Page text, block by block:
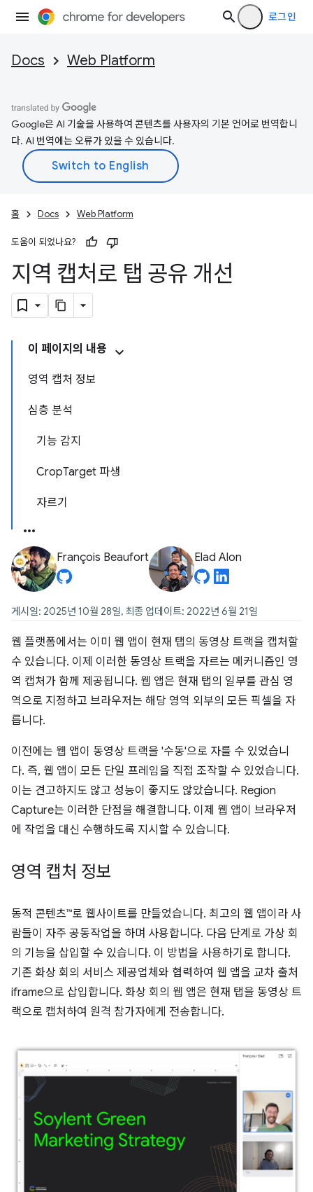
로그인
Docs Web Platform
Google은 AI 기술을 사용하여 콘텐츠를 사용자의 기본 언어로 번역합니
다. AI 번역에는 오류가 있을 수 있습니다.
홈 Docs Web Platform
도움이 되었나요?
지역 캡처로 탭 공유 개선
이 페이지의 내용
영역 캡처 정보
심층 분석
기능 감지
CropTarget 파생
자르기
François Beaufort Elad Alon
게시일: 2025년 10월 28일, 최종 업데이트: 2022년 6월 21일
웹 플랫폼에서는 이미 웹 앱이 현재 탭의 동영상 트랙을 캡처할
수 있습니다. 이제 이러한 동영상 트랙을 자르는 메커니즘인 영
역 캡처가 함께 제공됩니다. 웹 앱은 현재 탭의 일부를 관심 영
역으로 지정하고 브라우저는 해당 영역 외부의 모든 픽셀을 자
릅니다.
이전에는 웹 앱이 동영상 트랙을 '수동'으로 자를 수 있었습니
다. 즉, 웹 앱이 모든 단일 프레임을 직접 조작할 수 있었습니다.
이는 견고하지도 않고 성능이 좋지도 않았습니다. Region
Capture는 이러한 단점을 해결합니다. 이제 웹 앱이 브라우저
에 작업을 대신 수행하도록 지시할 수 있습니다.
영역 캡처 정보
동적 콘텐츠™로 웹사이트를 만들었습니다. 최고의 웹 앱이라 사
람들이 자주 공동작업을 하며 사용합니다. 다음 단계로 가상 회
의 기능을 삽입할 수 있습니다. 이 방법을 사용하기로 합니다.
기존 화상 회의 서비스 제공업체와 협력하여 웹 앱을 교차 출처
iframe으로 삽입합니다. 화상 회의 웹 앱은 현재 탭을 동영상 트
랙으로 캡처하여 원격 참가자에게 전송합니다.